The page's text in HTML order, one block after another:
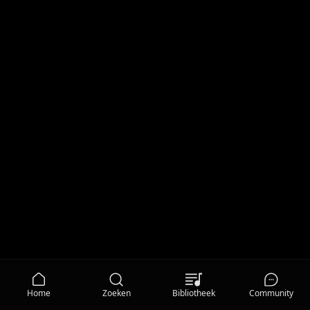
Home Zoeken Bibliotheek Community